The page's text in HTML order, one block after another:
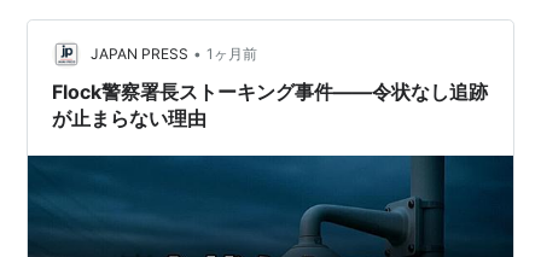
JAPAN PRESS • 1ヶ月前
Flock警察署長ストーキング事件——令状なし追跡
が止まらない理由